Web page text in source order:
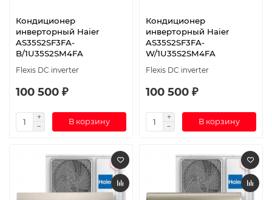
Кондиционер
инверторный Haier
AS35S2SF3FA-
B/1U35S2SM4FA
Flexis DC inverter
100 500 ₽
В корзину
Кондиционер
инверторный Haier
AS35S2SF3FA-
W/1U35S2SM4FA
Flexis DC inverter
100 500 ₽
В корзину